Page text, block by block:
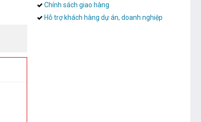
Chính sách giao hàng
Hỗ trợ khách hàng dự án, doanh nghiệp